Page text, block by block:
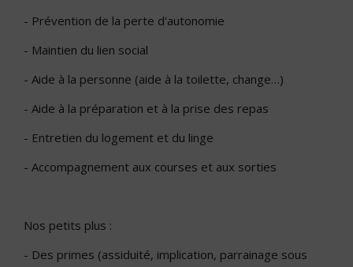
- Prévention de la perte d'autonomie
- Maintien du lien social
- Aide à la personne (aide à la toilette, change…)
- Aide à la préparation et à la prise des repas
- Entretien du logement et du linge
- Accompagnement aux courses et aux sorties
Nos petits plus :
- Des primes (assiduité, implication, parrainage sous